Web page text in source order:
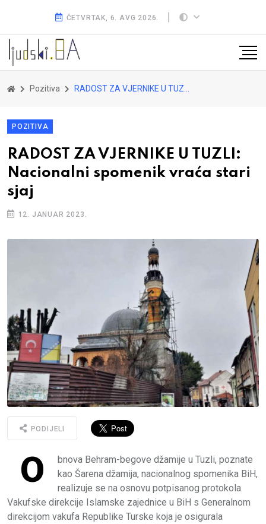
ČETVRTAK, 6. AVG 2026.
Pozitiva RADOST ZA VJERNIKE U TUZLI: Nacionalni spomenik vraća stari sjaj
POZITIVA
RADOST ZA VJERNIKE U TUZLI:
Nacionalni spomenik vraća stari
sjaj
12. JANUAR 2023.
PODIJELI
O
bnova Behram-begove džamije u Tuzli, poznate
kao Šarena džamija, nacionalnog spomenika BiH,
realizuje se na osnovu potpisanog protokola
Vakufske direkcije Islamske zajednice u BiH s Generalnom
direkcijom vakufa Republike Turske koja je osigurala